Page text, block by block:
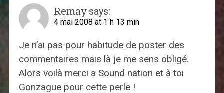
Remay says:
4 mai 2008 at 1 h 13 min
Je n’ai pas pour habitude de poster des
commentaires mais là je me sens obligé.
Alors voilà merci a Sound nation et à toi
Gonzague pour cette perle !